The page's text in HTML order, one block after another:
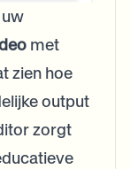
met
zien hoe
output
zorgt